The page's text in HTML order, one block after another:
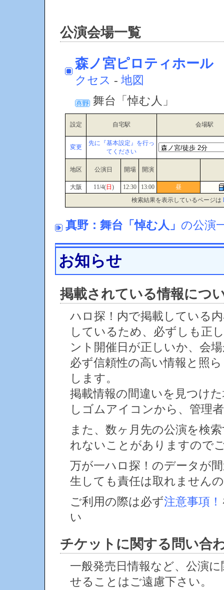
公演会場一覧
森ノ宮ピロティホール
クセス - 地図
舞台「悼む人」
設定 自宅駅 会場駅
変更
先に『基本設定』を行っ
てください
地区 公演日 開場 開演
大阪 11/4(日 ) 12:30 13:00
昼
検索結果を表示しているページは
真野：舞台「悼む人」 の公演
お知らせ
掲載されている情報につ
ハロ探！内で掲載している
しているため、必ずしも正
ント開催日が正しいか、会
必ず信頼性の高い情報と照
します。
掲載情報の間違いを見つけ
しゴムアイコンから、管理
また、数ヶ月先の公演を検
れないことがありますので
万が一ハロ探！のデータが
生しても責任は取れません
ご利用の際は必ず注意事項！
い
チケットに関する問い合
一般発売日情報など、公演
せることはご遠慮下さい。